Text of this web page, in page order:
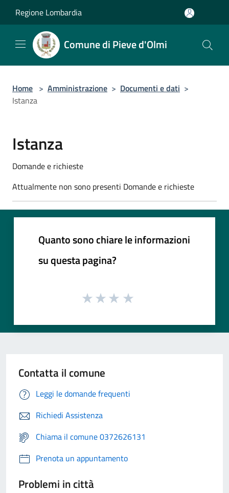
Regione Lombardia
Comune di Pieve d'Olmi
Home > Amministrazione > Documenti e dati >
Istanza
Istanza
Domande e richieste
Attualmente non sono presenti Domande e richieste
Quanto sono chiare le informazioni
su questa pagina?
Contatta il comune
Leggi le domande frequenti
Richiedi Assistenza
Chiama il comune 0372626131
Prenota un appuntamento
Problemi in città